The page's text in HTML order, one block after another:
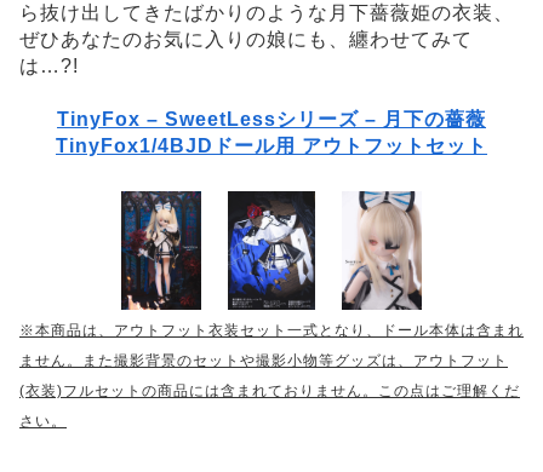
ら抜け出してきたばかりのような月下薔薇姫の衣装、
ぜひあなたのお気に入りの娘にも、纏わせてみて
は…?!
TinyFox – SweetLessシリーズ – 月下の薔薇
TinyFox1/4BJDドール用 アウトフットセット
※本商品は、アウトフット衣装セット一式となり、ドール本体は含まれ
ません。また撮影背景のセットや撮影小物等グッズは、アウトフット
(衣装)フルセットの商品には含まれておりません。この点はご理解くだ
さい。